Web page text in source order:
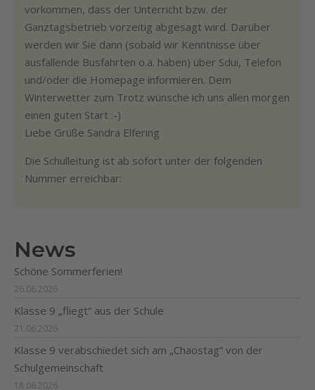
vorkommen, dass der Unterricht bzw. der
Ganztagsbetrieb vorzeitig abgesagt wird. Darüber
werden wir Sie dann (sobald wir Kenntnisse über
ausfallende Busfahrten o.ä. haben) über Sdui, Telefon
und/oder die Homepage informieren. Dem
Winterwetter zum Trotz wünsche ich uns allen morgen
einen guten Start :-)
Liebe Grüße Sandra Elfering
Die Schulleitung ist ab sofort unter der folgenden
Nummer erreichbar:
News
Schöne Sommerferien!
26.06.2026
Klasse 9 „fliegt“ aus der Schule
21.06.2026
Klasse 9 verabschiedet sich am „Chaostag“ von der
Schulgemeinschaft
18.06.2026